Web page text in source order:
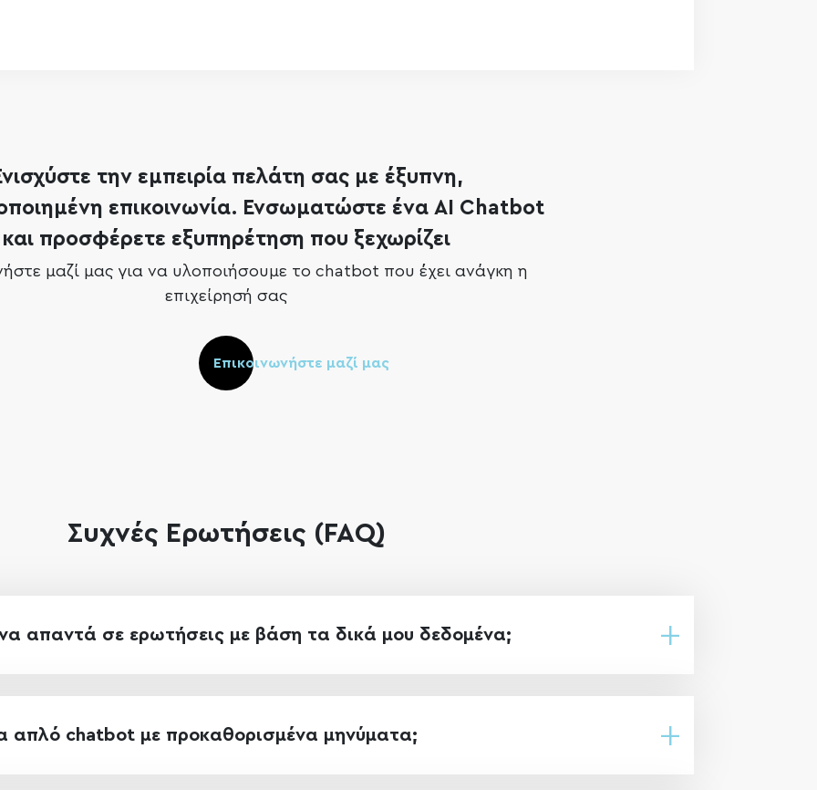
την εμπειρία πελάτη σας με έξυπνη,
επικοινωνία. Ενσωματώστε ένα AI Chatbot
και προσφέρετε εξυπηρέτηση που ξεχωρίζει
μαζί μας για να υλοποιήσουμε το chatbot που έχει ανάγκη η
επιχείρησή σας
Επικοινωνήστε μαζί μας
Συχνές Ερωτήσεις (FAQ)
απαντά σε ερωτήσεις με βάση τα δικά μου δεδομένα;
απλό chatbot με προκαθορισμένα μηνύματα;